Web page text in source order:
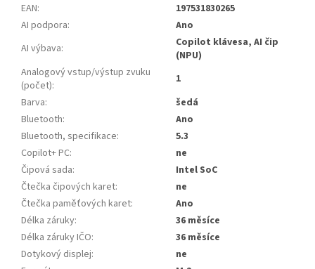
EAN:
197531830265
AI podpora:
Ano
AI výbava:
Copilot klávesa, AI čip
(NPU)
Analogový vstup/výstup zvuku
(počet):
1
Barva:
šedá
Bluetooth:
Ano
Bluetooth, specifikace:
5.3
Copilot+ PC:
ne
Čipová sada:
Intel SoC
Čtečka čipových karet:
ne
Čtečka paměťových karet:
Ano
Délka záruky:
36 měsíce
Délka záruky IČO:
36 měsíce
Dotykový displej:
ne